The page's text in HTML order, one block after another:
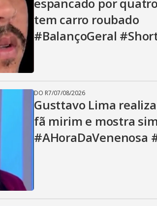
tem carro roubado
#BalançoGeral
DO R7/07/08/2026
Gusttavo Lima
fã mirim e mostra
#AHoraDaVenenosa